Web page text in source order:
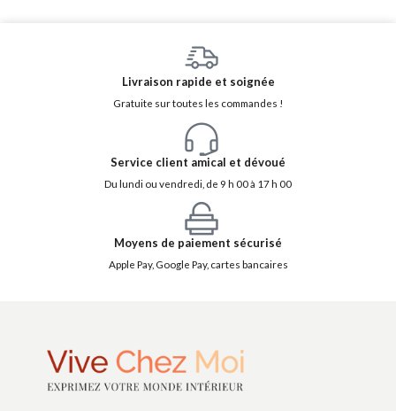
Livraison rapide et soignée
Gratuite sur toutes les commandes !
Service client amical et dévoué
Du lundi ou vendredi, de 9 h 00 à 17 h 00
Moyens de paiement sécurisé
Apple Pay, Google Pay, cartes bancaires